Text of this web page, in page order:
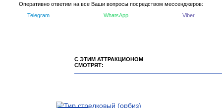
Оперативно ответим на все Ваши вопросы посредством мессенджеров:
Telegram
WhatsApp Viber
С ЭТИМ АТТРАКЦИОНОМ
СМОТРЯТ: